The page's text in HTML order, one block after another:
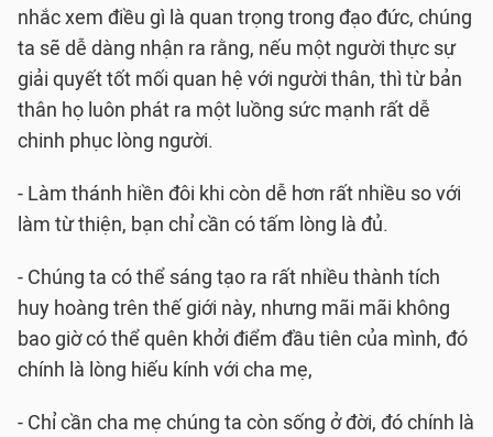
nhắc xem điều gì là quan trọng trong đạo đức, chúng
ta sẽ dễ dàng nhận ra rằng, nếu một người thực sự
giải quyết tốt mối quan hệ với người thân, thì từ bản
thân họ luôn phát ra một luồng sức mạnh rất dễ
chinh phục lòng người.
- Làm thánh hiền đôi khi còn dễ hơn rất nhiều so với
làm từ thiện, bạn chỉ cần có tấm lòng là đủ.
- Chúng ta có thể sáng tạo ra rất nhiều thành tích
huy hoàng trên thế giới này, nhưng mãi mãi không
bao giờ có thể quên khởi điểm đầu tiên của mình, đó
chính là lòng hiếu kính với cha mẹ,
- Chỉ cần cha mẹ chúng ta còn sống ở đời, đó chính là